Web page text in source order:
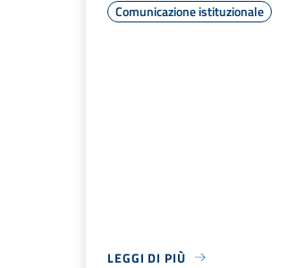
Comunicazione istituzionale
LEGGI DI PIÙ